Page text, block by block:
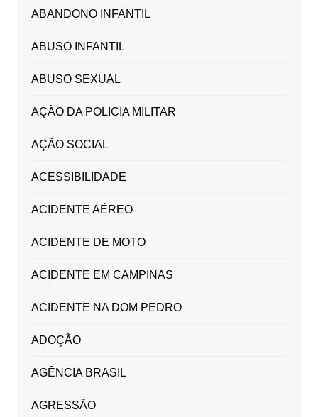
ABANDONO INFANTIL
ABUSO INFANTIL
ABUSO SEXUAL
AÇÃO DA POLICIA MILITAR
AÇÃO SOCIAL
ACESSIBILIDADE
ACIDENTE AÉREO
ACIDENTE DE MOTO
ACIDENTE EM CAMPINAS
ACIDENTE NA DOM PEDRO
ADOÇÃO
AGÊNCIA BRASIL
AGRESSÃO